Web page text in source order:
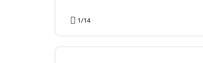
1/14